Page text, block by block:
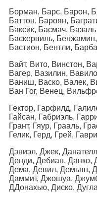
Борман, Барс, Барон,
Баттон, Бароян,
Баксик, Басмач,
Баскервиль,
Бастион, Бентли,
Вайт, Вито, Винстон,
Вагер, Вазилин,
Ваниш, Васко, Валек,
Ван Гог, Венец,
Гектор, Гарфилд,
Гайсан, Габриэль,
Грант, Гяур, Грааль,
Гелик, Герд, Грей,
Дэниэл, Джек,
Денди, Дебиан, Данко,
Дема, Девил, Демьян,
Даммит, Джошуа,
ДДонахью, Диско,